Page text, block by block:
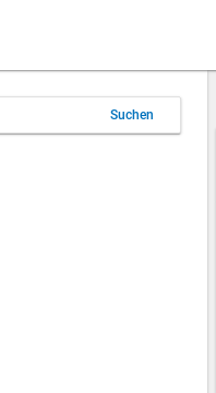
Suchen